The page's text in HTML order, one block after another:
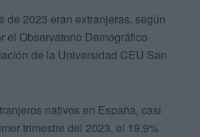
de 2023 eran extranjeras, según
el Observatorio Demográfico
de la Universidad CEU San
nativos en España, casi
trimestre del 2023, el 19,9%